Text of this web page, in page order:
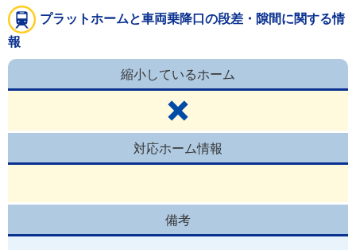
プラットホームと車両乗降口の段差・隙間に関する情
報
縮小しているホーム
対応ホーム情報
備考